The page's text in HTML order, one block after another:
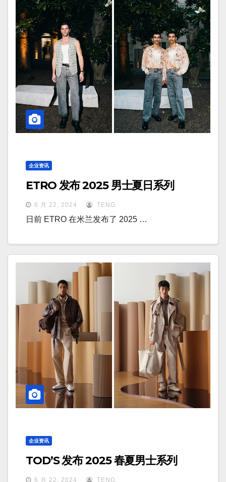
企业资讯
ETRO 发布 2025 男士夏日系列
6 月 22, 2024 TENG
日前 ETRO 在米兰发布了 2025 …
企业资讯
TOD’S 发布 2025 春夏男士系列
6 月 22, 2024 TENG